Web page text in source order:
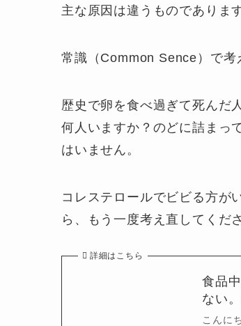
主な原因は違うものであります
常識（Common Sence）で考
歴史で卵を食べ過ぎて死んだ人
何人いますか？のどに詰まっ
はいません。
コレステロールでビビる方が
ら、もう一度考え直してくだ
詳細はこちら
食品
ない
こんに